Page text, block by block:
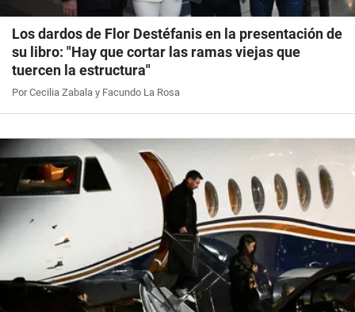
Los dardos de Flor Destéfanis en la presentación de
su libro: "Hay que cortar las ramas viejas que
tuercen la estructura"
Por Cecilia Zabala y Facundo La Rosa